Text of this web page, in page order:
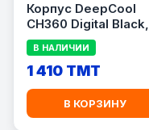
Корпус DeepCool
CH360 Digital Black,
Micro-ATX, без БП,
закалённое стекло
В НАЛИЧИИ
1 410 TMT
В КОРЗИНУ